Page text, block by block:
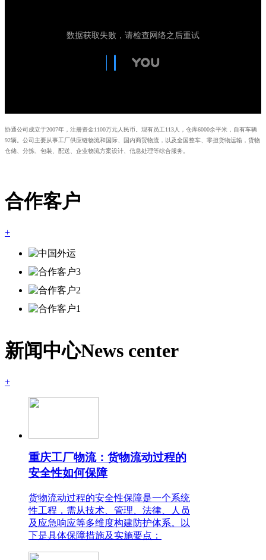
协通公司成立于2007年，注册资金1100万元人民币。现有员工113人，仓库6000余平米，自有车辆
92辆。公司主要从事工厂供应链物流和国际、国内商贸物流，以及全国整车、零担货物运输，货物
仓储、分拣、包装、配送、企业物流方案设计、信息处理等综合服务。
合作客户
+
新闻中心News center
+
重庆工厂物流：货物流动过程的
安全性如何保障
货物流动过程的安全性保障是一个系统
性工程，需从技术、管理、法律、人员
及应急响应等多维度构建防护体系。以
下是具体保障措施及实施要点：